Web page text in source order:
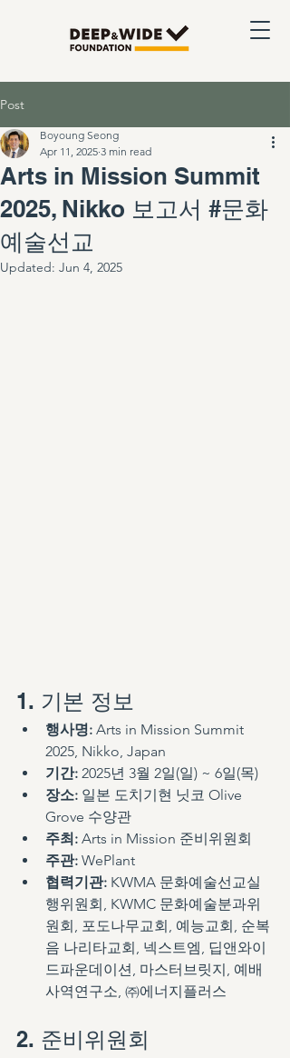
Post
Arts in Mission Summit
2025, Nikko 보고서 #문화
예술선교
Boyoung Seong
Apr 11, 2025 3 min read
Updated: Jun 4, 2025
1. 기본 정보
행사명: Arts in Mission Summit
2025, Nikko, Japan
기간: 2025년 3월 2일(일) ~ 6일(목)
장소: 일본 도치기현 닛코 Olive
Grove 수양관
주최: Arts in Mission 준비위원회
주관: WePlant
협력기관: KWMA 문화예술선교실
행위원회, KWMC 문화예술분과위
원회, 포도나무교회, 예능교회, 순복
음 나리타교회, 넥스트엠, 딥앤와이
드파운데이션, 마스터브릿지, 예배
사역연구소, ㈜에너지플러스
2. 준비위원회